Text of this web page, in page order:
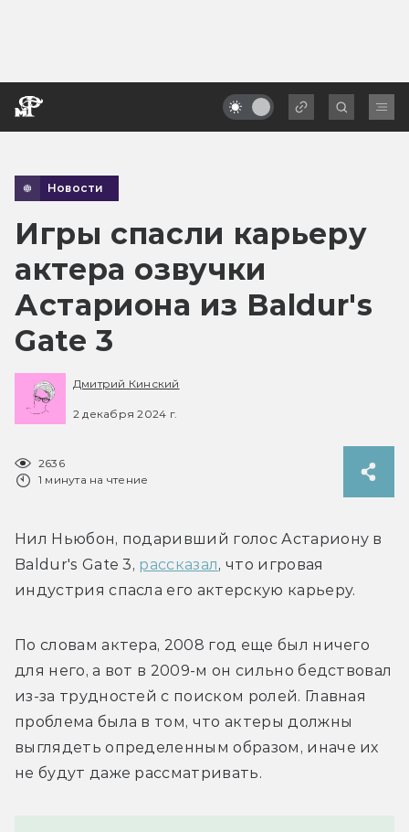
Новости
Игры спасли карьеру
актера озвучки
Астариона из Baldur's
Gate 3
Дмитрий Кинский
2 декабря 2024 г.
2636
1 минута на чтение
Нил Ньюбон, подаривший голос Астариону в
Baldur's Gate 3, рассказал, что игровая
индустрия спасла его актерскую карьеру.
По словам актера, 2008 год еще был ничего
для него, а вот в 2009-м он сильно бедствовал
из-за трудностей с поиском ролей. Главная
проблема была в том, что актеры должны
выглядеть определенным образом, иначе их
не будут даже рассматривать.